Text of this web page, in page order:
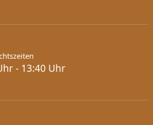
- 13:40 Uhr